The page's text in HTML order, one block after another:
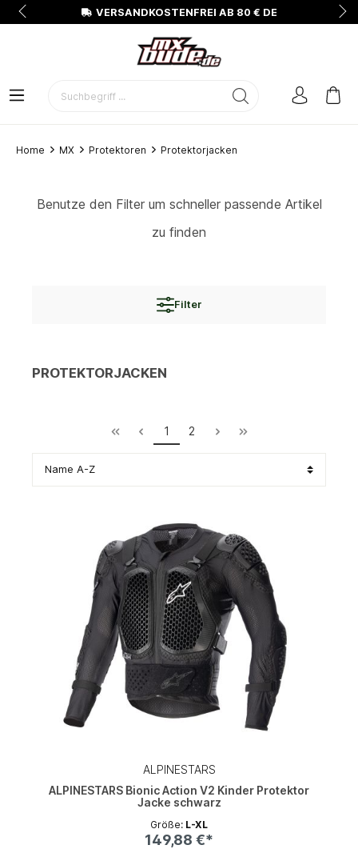
VERSANDKOSTENFREI AB 80 € DE
Home MX Protektoren Protektorjacken
Benutze den Filter um schneller passende Artikel
zu finden
Filter
PROTEKTORJACKEN
1 2
ALPINESTARS
ALPINESTARS Bionic Action V2 Kinder Protektor
Jacke schwarz
Größe: L-XL
149,88 €*